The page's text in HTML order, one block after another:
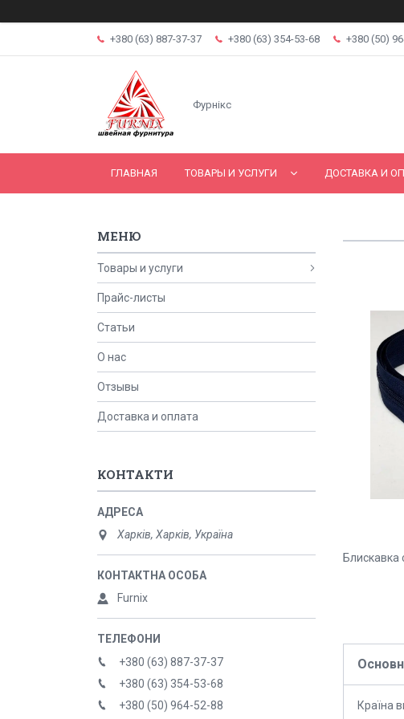
+380 (63) 887-37-37 +380 (63) 354-53-68 +380 (50)
Фурнікс
ГЛАВНАЯ ТОВАРЫ И УСЛУГИ ДОСТАВКА И
Блискавка
Країна
Товары и услуги
Прайс-листы
Статьи
О нас
Отзывы
Доставка и оплата
КОНТАКТИ
Харків, Харків, Україна
Furnix
+380 (63) 887-37-37
+380 (63) 354-53-68
+380 (50) 964-52-88